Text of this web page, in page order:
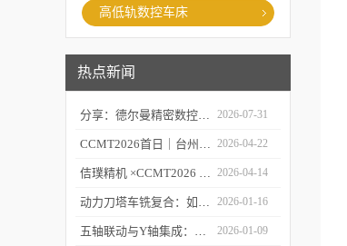
高低轨数控车床
热点新闻
分享：德尔曼精密数控车铣复合的故障处理经验 2026-07-31
CCMT2026首日｜台州市委常委、市政府副市长李昌明等领导莅临台州德尔曼机床展台视察指导，共话工业母机新未来 2026-04-22
佶璞精机 ×CCMT2026 | 双主轴车铣复合硬核亮相，以新质生产力定义中国智造 2026-04-14
动力刀塔车铣复合：如何实现“一次装夹，完整加工”？ 2026-01-16
五轴联动与Y轴集成：深度剖析精密数控车铣复合机床的核心技术突破 2026-01-09